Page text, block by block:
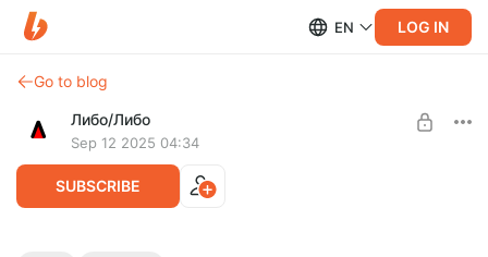
EN LOG IN
Go to blog
Либо/Либо
Sep 12 2025 04:34
SUBSCRIBE